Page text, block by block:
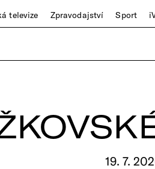
televize Zpravodajství Sport
19. 7.